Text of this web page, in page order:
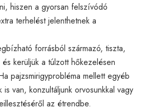
hiszen a gyorsan felszívódó
terhelést jelenthetnek a
forrásból származó, tiszta,
kerüljük a túlzott hőkezelésen
pajzsmirigyprobléma mellett egyéb
van, konzultáljunk orvosunkkal vagy
az étrendbe.